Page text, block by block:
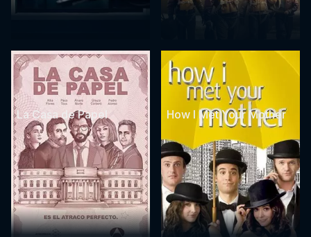
La Casa de Papel How I Met Your Mother